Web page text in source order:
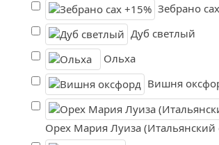
Зебрано
Дуб светлый
Ольха
Вишня
Орех Мария Луиза (Итальянский